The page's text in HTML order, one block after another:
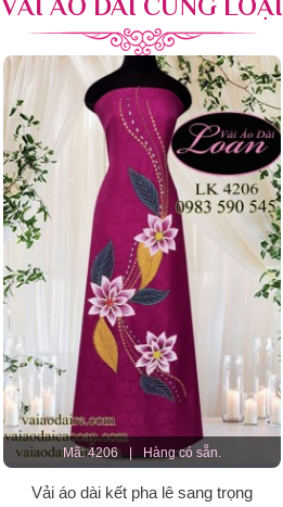
VẢI ÁO DÀI CÙNG LOẠI
Mã: 4206 | Hàng có sẵn.
Vải áo dài kết pha lê sang trọng